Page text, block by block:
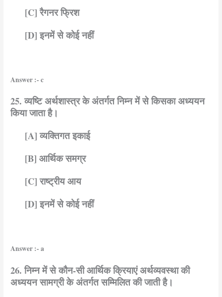
[C] रैगनर फ्रिश
[D] इनमें से कोई नहीं
Answer :- c
25. व्यष्टि अर्थशास्त्र के अंतर्गत निम्न में से किसका अध्ययन
किया जाता है।
[A] व्यक्तिगत इकाई
[B] आर्थिक समग्र
[C] राष्ट्रीय आय
[D] इनमें से कोई नहीं
Answer :- a
26. निम्न में से कौन-सी आर्थिक क्रियाएं अर्थव्यवस्था की
अध्ययन सामग्री के अंतर्गत सम्मिलित की जाती है।